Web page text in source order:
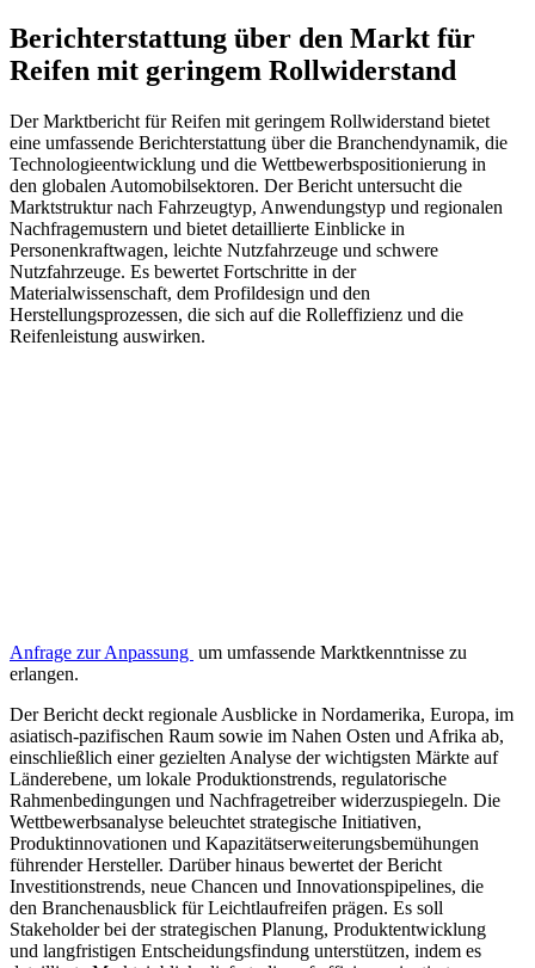
Berichterstattung über den Markt für
Reifen mit geringem Rollwiderstand
Der Marktbericht für Reifen mit geringem Rollwiderstand bietet
eine umfassende Berichterstattung über die Branchendynamik, die
Technologieentwicklung und die Wettbewerbspositionierung in
den globalen Automobilsektoren. Der Bericht untersucht die
Marktstruktur nach Fahrzeugtyp, Anwendungstyp und regionalen
Nachfragemustern und bietet detaillierte Einblicke in
Personenkraftwagen, leichte Nutzfahrzeuge und schwere
Nutzfahrzeuge. Es bewertet Fortschritte in der
Materialwissenschaft, dem Profildesign und den
Herstellungsprozessen, die sich auf die Rolleffizienz und die
Reifenleistung auswirken.
Anfrage zur Anpassung um umfassende Marktkenntnisse zu
erlangen.
Der Bericht deckt regionale Ausblicke in Nordamerika, Europa, im
asiatisch-pazifischen Raum sowie im Nahen Osten und Afrika ab,
einschließlich einer gezielten Analyse der wichtigsten Märkte auf
Länderebene, um lokale Produktionstrends, regulatorische
Rahmenbedingungen und Nachfragetreiber widerzuspiegeln. Die
Wettbewerbsanalyse beleuchtet strategische Initiativen,
Produktinnovationen und Kapazitätserweiterungsbemühungen
führender Hersteller. Darüber hinaus bewertet der Bericht
Investitionstrends, neue Chancen und Innovationspipelines, die
den Branchenausblick für Leichtlaufreifen prägen. Es soll
Stakeholder bei der strategischen Planung, Produktentwicklung
und langfristigen Entscheidungsfindung unterstützen, indem es